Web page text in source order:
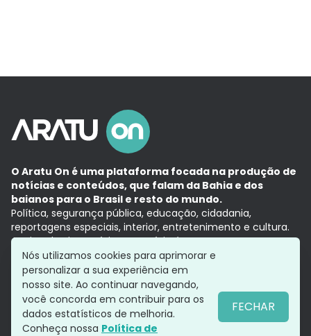
O Aratu On é uma plataforma focada na produção de
notícias e conteúdos, que falam da Bahia e dos
baianos para o Brasil e resto do mundo.
Política, segurança pública, educação, cidadania,
reportagens especiais, interior, entretenimento e cultura.
Aqui, tudo vira notícia e a notícia é no tempo presente,
com a credibilidade do Grupo Aratu.
Grupo Aratu
Política de privacidade
Siga-nos
Nós utilizamos cookies para aprimorar e
personalizar a sua experiência em
nosso site. Ao continuar navegando,
você concorda em contribuir para os
dados estatísticos de melhoria.
Conheça nossa Política de
FECHAR